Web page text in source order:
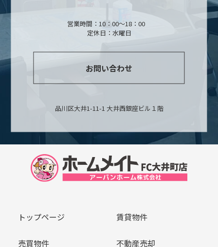
営業時間：10：00～18：00
定休日：水曜日
お問い合わせ
品川区大井1-11-1 大井西銀座ビル１階
トップページ 賃貸物件
売買物件 不動産売却